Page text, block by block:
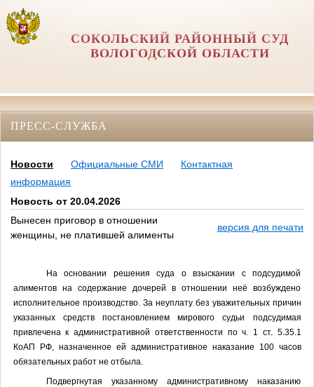
СОКОЛЬСКИЙ РАЙОННЫЙ СУД
ВОЛОГОДСКОЙ ОБЛАСТИ
ПРЕСС-СЛУЖБА
Новости Официальные СМИ
Контактная
информация
Новость от 20.04.2026
Вынесен приговор в отношении
женщины, не платившей алименты
версия для печати
На основании решения суда о взыскании с подсудимой
алиментов на содержание дочерей в отношении неё возбуждено
исполнительное производство. За неуплату без уважительных причин
указанных средств постановлением мирового судьи подсудимая
привлечена к административной ответственности по ч. 1 ст. 5.35.1
КоАП РФ, назначенное ей административное наказание 100 часов
обязательных работ не отбыла.
Подвергнутая указанному административному наказанию